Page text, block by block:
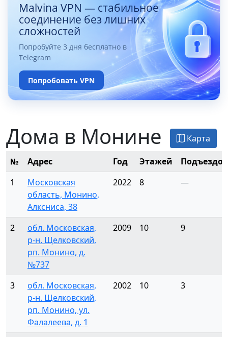
Malvina VPN — стабильное
соединение без лишних
сложностей
Попробуйте 3 дня бесплатно в
Telegram
Попробовать VPN
Дома в Монине Карта
№ Адрес Год Этажей
Подъездов
1
Московская
область, Монино,
Алксниса, 38
2022 8 —
2
обл. Московская,
р-н. Щелковский,
рп. Монино, д.
№737
2009 10 9
3
обл. Московская,
р-н. Щелковский,
рп. Монино, ул.
Фалалеева, д. 1
2002 10 3